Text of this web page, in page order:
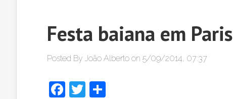
Festa baiana em Paris
Posted By João Alberto on 5/09/2014, 07:37
Facebook
Twitter